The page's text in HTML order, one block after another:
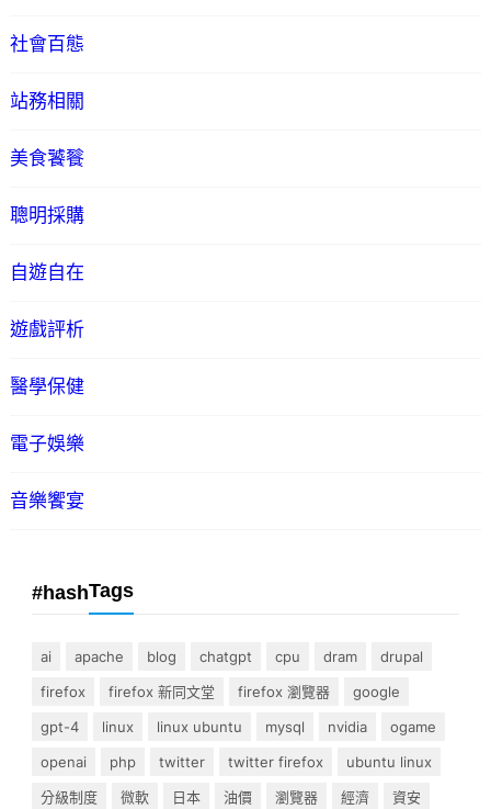
社會百態
站務相關
美食饕餮
聰明採購
自遊自在
遊戲評析
醫學保健
電子娛樂
音樂饗宴
#hashTags
ai apache blog chatgpt cpu dram
drupal
firefox
firefox 新同文堂 firefox 瀏覽器
google
gpt-4
linux linux ubuntu mysql nvidia
ogame
openai
php twitter twitter firefox
ubuntu linux
分級制度
微軟 日本 油價 瀏覽器 經濟
資安